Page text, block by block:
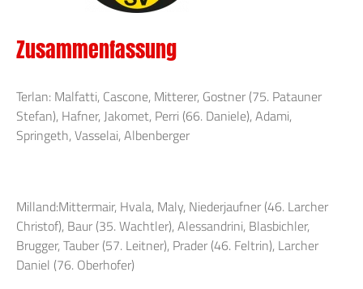
Zusammenfassung
Terlan: Malfatti, Cascone, Mitterer, Gostner (75. Patauner
Stefan), Hafner, Jakomet, Perri (66. Daniele), Adami,
Springeth, Vasselai, Albenberger
Milland:Mittermair, Hvala, Maly, Niederjaufner (46. Larcher
Christof), Baur (35. Wachtler), Alessandrini, Blasbichler,
Brugger, Tauber (57. Leitner), Prader (46. Feltrin), Larcher
Daniel (76. Oberhofer)